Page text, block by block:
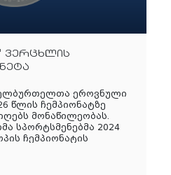
ვერცხლის
ეროვნული
წლის ჩემპიონატზე
მონაწილეობას.
სპორტსმენებმა 2024
ჩემპიონატის